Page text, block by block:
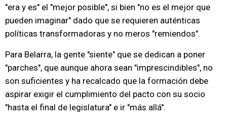
"era y es" el "mejor posible", si bien "no es el mejor que
pueden imaginar" dado que se requieren auténticas
políticas transformadoras y no meros "remiendos".
Para Belarra, la gente "siente" que se dedican a poner
"parches", que aunque ahora sean "imprescindibles", no
son suficientes y ha recalcado que la formación debe
aspirar exigir el cumplimiento del pacto con su socio
"hasta el final de legislatura" e ir "más allá".